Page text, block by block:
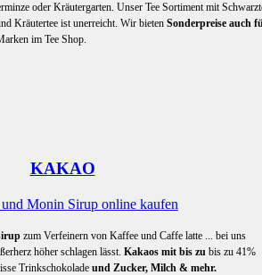
oder Kräutergarten. Unser Tee Sortiment mit
Kräutertee ist unerreicht. Wir bieten Sonderpreise auch
im Tee Shop.
KAKAO
zum Verfeinern von Kaffee und Caffe latte ... bei uns
höher schlagen lässt. Kakaos mit bis zu bis zu 41%
Trinkschokolade und Zucker, Milch & mehr.